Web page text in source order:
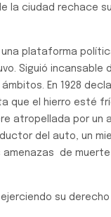
la ciudad rechace
plataforma
Siguió incansable
En 1928
que el hierro esté
atropellada por un
del auto, un
amenazas de
su